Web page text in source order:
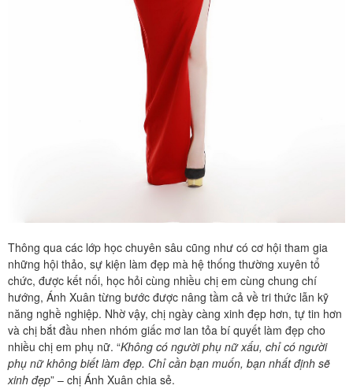
Thông qua các lớp học chuyên sâu cũng như có cơ hội tham gia
những hội thảo, sự kiện làm đẹp mà hệ thống thường xuyên tổ
chức, được kết nối, học hỏi cùng nhiều chị em cùng chung chí
hướng, Ánh Xuân từng bước được nâng tầm cả về tri thức lẫn kỹ
năng nghề nghiệp. Nhờ vậy, chị ngày càng xinh đẹp hơn, tự tin hơn
và chị bắt đầu nhen nhóm giấc mơ lan tỏa bí quyết làm đẹp cho
nhiều chị em phụ nữ. “Không có người phụ nữ xấu, chỉ có người
phụ nữ không biết làm đẹp. Chỉ cần bạn muốn, bạn nhất định sẽ
xinh đẹp” – chị Ánh Xuân chia sẻ.